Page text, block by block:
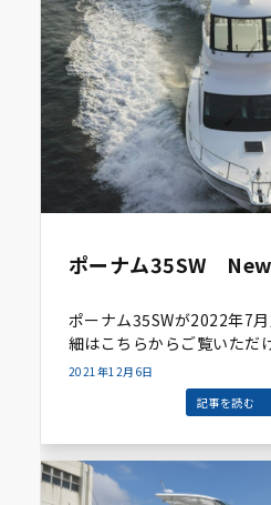
ポーナム35SW
ポーナム35SWが2022年7月入
細はこちらからご覧いただ
2021年12月6日
記事を読む